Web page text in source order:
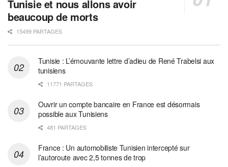
Tunisie et nous allons avoir
beaucoup de morts
15499 PARTAGES
Tunisie : L’émouvante lettre d’adieu de René Trabelsi aux
tunisiens
11771 PARTAGES
Ouvrir un compte bancaire en France est désormais
possible aux Tunisiens
481 PARTAGES
France : Un automobiliste Tunisien intercepté sur
l’autoroute avec 2,5 tonnes de trop